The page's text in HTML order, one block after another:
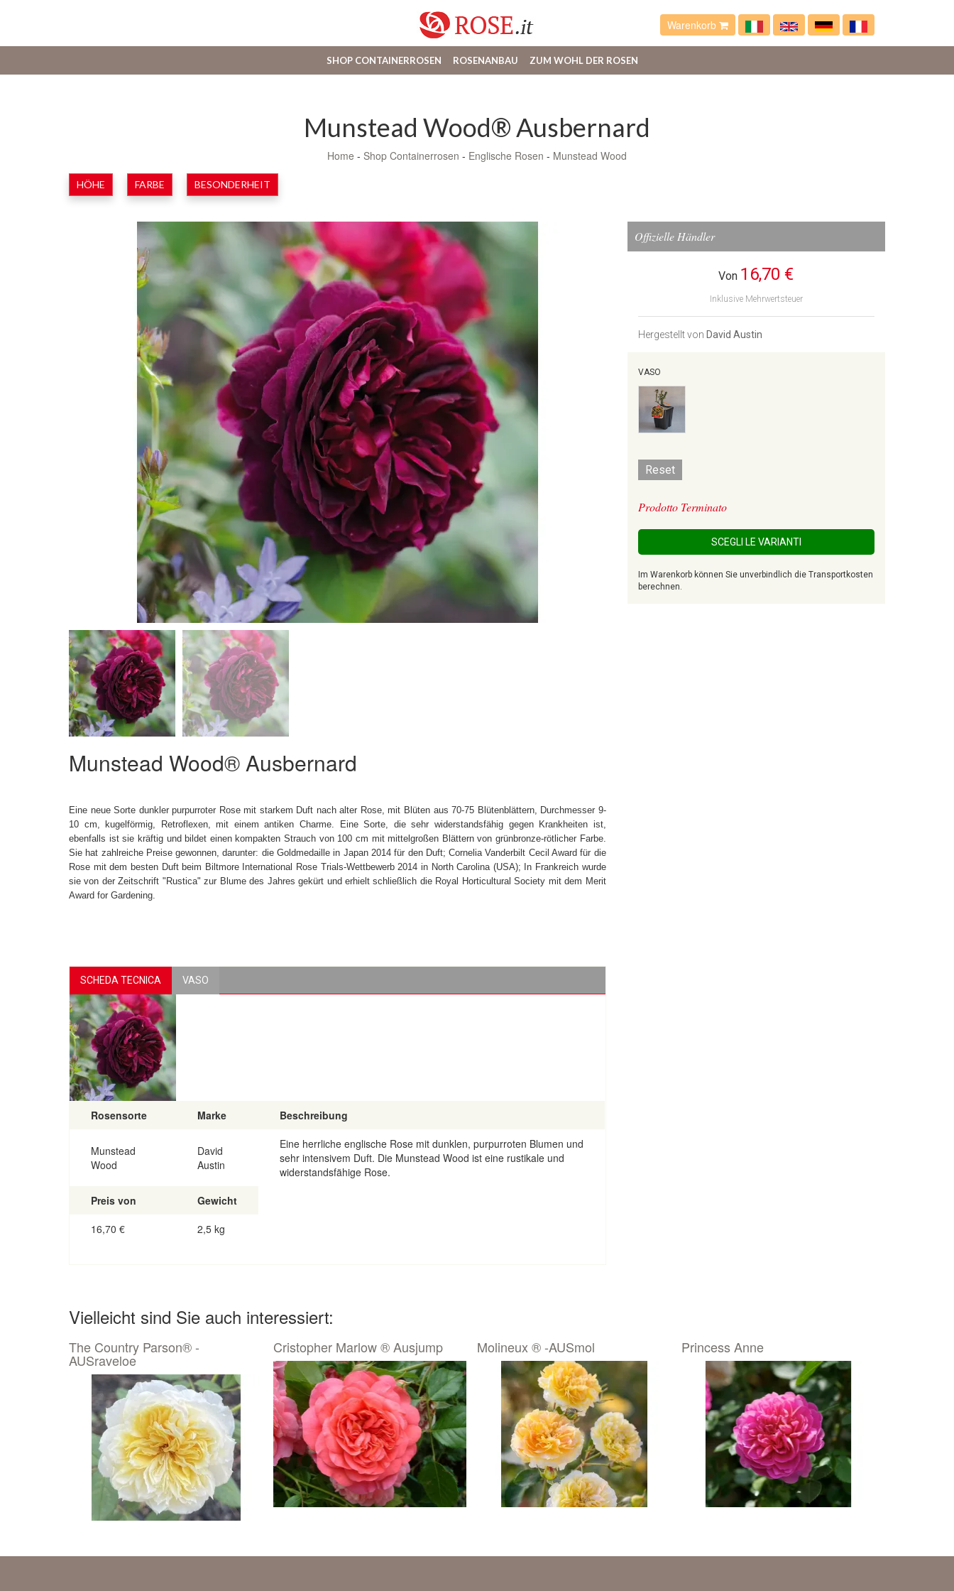
Warenkorb
SHOP CONTAINERROSEN ROSENANBAU ZUM WOHL DER ROSEN
Munstead Wood® Ausbernard
Home - Shop Containerrosen - Englische Rosen - Munstead Wood
HÖHE FARBE BESONDERHEIT
Munstead Wood® Ausbernard
Eine neue Sorte dunkler purpurroter Rose mit starkem Duft nach alter Rose, mit Blüten aus 70-75 Blütenblättern, Durchmesser 9-
10 cm, kugelförmig, Retroflexen, mit einem antiken Charme. Eine Sorte, die sehr widerstandsfähig gegen Krankheiten ist,
ebenfalls ist sie kräftig und bildet einen kompakten Strauch von 100 cm mit mittelgroßen Blättern von grünbronze-rötlicher Farbe.
Sie hat zahlreiche Preise gewonnen, darunter: die Goldmedaille in Japan 2014 für den Duft; Cornelia Vanderbilt Cecil Award für die
Rose mit dem besten Duft beim Biltmore International Rose Trials-Wettbewerb 2014 in North Carolina (USA); In Frankreich wurde
sie von der Zeitschrift "Rustica" zur Blume des Jahres gekürt und erhielt schließlich die Royal Horticultural Society mit dem Merit
Award for Gardening.
Offizielle Händler
Von 16,70 €
Inklusive Mehrwertsteuer
Hergestellt von David Austin
VASO
Reset
Prodotto Terminato
SCEGLI LE VARIANTI
Im Warenkorb können Sie unverbindlich die Transportkosten
berechnen.
SCHEDA TECNICA VASO
Rosensorte Marke Beschreibung
Munstead
Wood
David
Austin
Eine herrliche englische Rose mit dunklen, purpurroten Blumen und
sehr intensivem Duft. Die Munstead Wood ist eine rustikale und
widerstandsfähige Rose.
Preis von
Gewicht
16,70 € 2,5 kg
Vielleicht sind Sie auch interessiert:
The Country Parson® -
AUSraveloe
Cristopher Marlow ® Ausjump Molineux ® -AUSmol Princess Anne